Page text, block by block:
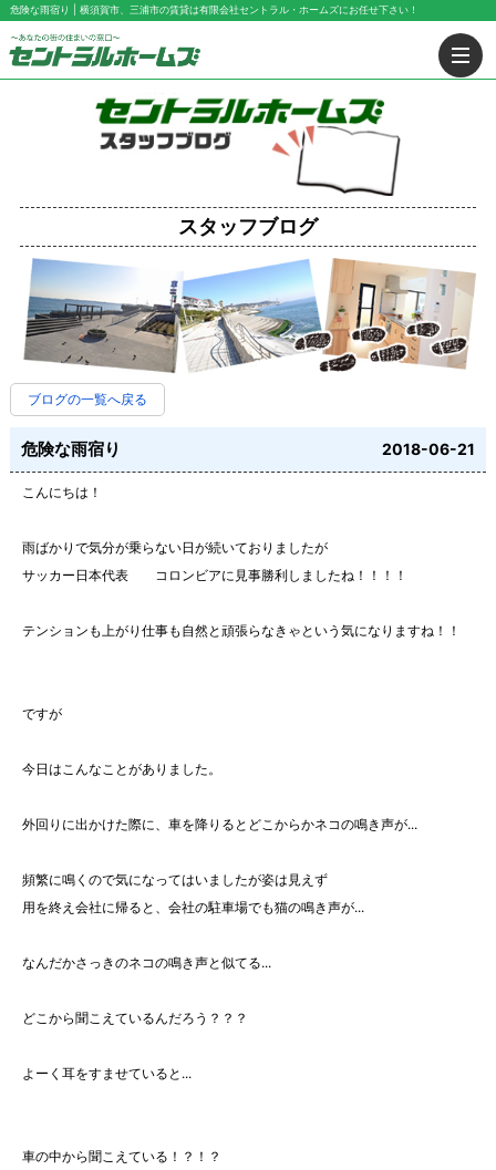
危険な雨宿り | 横須賀市、三浦市の賃貸は有限会社セントラル・ホームズにお任せ下さい！
スタッフブログ
ブログの一覧へ戻る
危険な雨宿り 2018-06-21
こんにちは！
雨ばかりで気分が乗らない日が続いておりましたが
サッカー日本代表 コロンビアに見事勝利しましたね！！！！
テンションも上がり仕事も自然と頑張らなきゃという気になりますね！！
ですが
今日はこんなことがありました。
外回りに出かけた際に、車を降りるとどこからかネコの鳴き声が...
頻繁に鳴くので気になってはいましたが姿は見えず
用を終え会社に帰ると、会社の駐車場でも猫の鳴き声が...
なんだかさっきのネコの鳴き声と似てる...
どこから聞こえているんだろう？？？
よーく耳をすませていると...
車の中から聞こえている！？！？